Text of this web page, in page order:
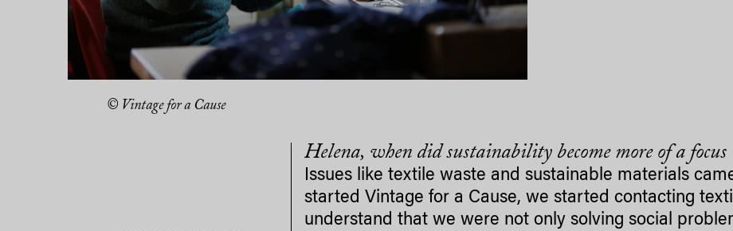
© Vintage for a Cause
Helena, when did sustainability become more of a
Issues like textile waste and sustainable materials
started Vintage for a Cause, we started contacting
understand that we were not only solving social